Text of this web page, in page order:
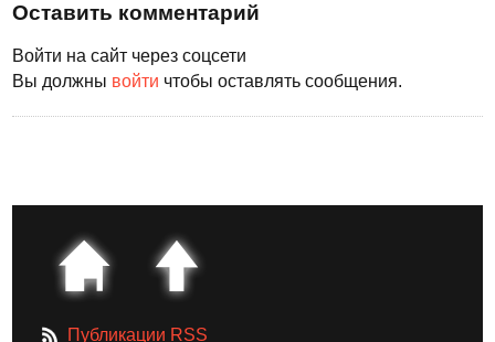
Оставить комментарий
Войти на сайт через соцсети
Вы должны войти чтобы оставлять сообщения.
Публикации RSS